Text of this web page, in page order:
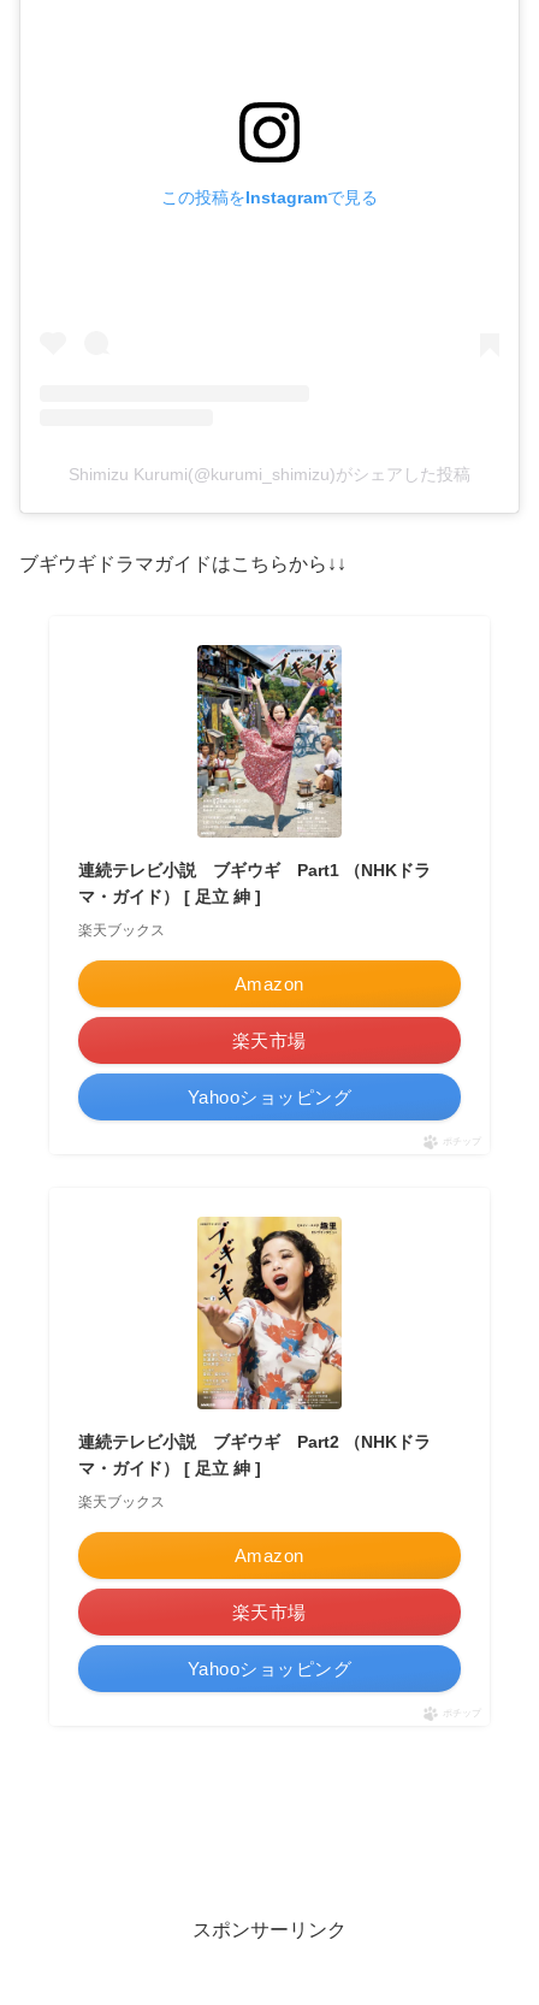
この投稿をInstagramで見る
Shimizu Kurumi(@kurumi_shimizu)がシェアした投稿
ブギウギドラマガイドはこちらから↓↓
連続テレビ小説 ブギウギ Part1 （NHKドラ
マ・ガイド） [ 足立 紳 ]
楽天ブックス
Amazon
楽天市場
Yahooショッピング
ポチップ
連続テレビ小説 ブギウギ Part2 （NHKドラ
マ・ガイド） [ 足立 紳 ]
楽天ブックス
Amazon
楽天市場
Yahooショッピング
ポチップ
スポンサーリンク